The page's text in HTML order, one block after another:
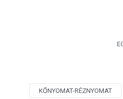
KŐNYOMAT-RÉZNYOMAT